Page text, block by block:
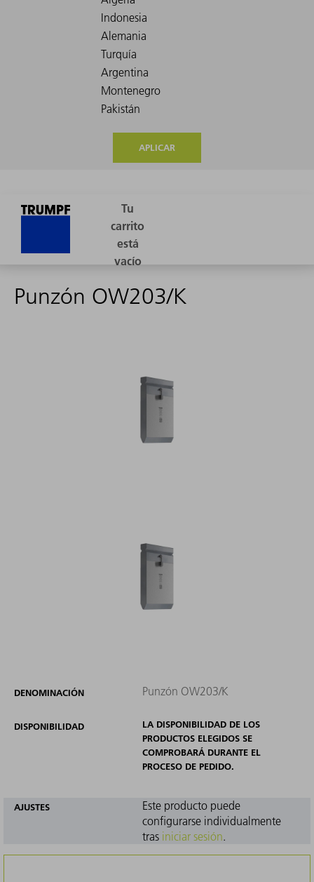
APLICAR
Punzón OW203/K
DENOMINACIÓN Punzón OW203/K
DISPONIBILIDAD
LA DISPONIBILIDAD DE LOS
PRODUCTOS ELEGIDOS SE
COMPROBARÁ DURANTE EL
PROCESO DE PEDIDO.
AJUSTES
Este producto puede
configurarse individualmente
tras iniciar sesión.